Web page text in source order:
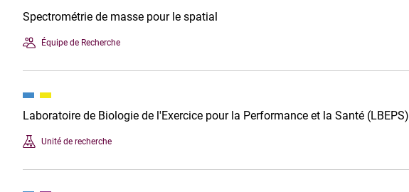
Spectrométrie de masse pour le spatial
Équipe de Recherche
Laboratoire de Biologie de l'Exercice pour la Performance et la Santé (LBEPS)
Unité de recherche